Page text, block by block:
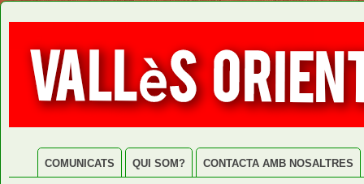
COMUNICATS QUI SOM? CONTACTA AMB NOSALTRES